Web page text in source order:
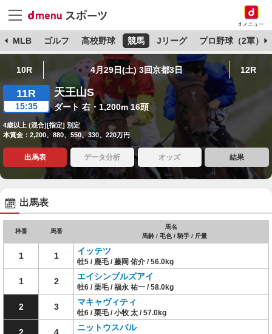
dメニュー
MLB ゴルフ 高校野球 競馬 Jリーグ プロ野球（2軍）
10R 4月29日(土) 3回京都3日 12R
11R
15:35
天王山S
ダート 右・1,200m 16頭
4歳以上 (混合)[指定] 別定
本賞金：2,200、880、550、330、220万円
出馬表 データ分析 オッズ 結果
出馬表
枠番 馬番
馬名
馬齢 / 毛色 / 騎手 / 斤量
1 1 イッテツ
牡5 / 鹿毛 / 藤岡 佑介 / 56.0kg
1 2 エイシンブルズアイ
牡6 / 栗毛 / 福永 祐一 / 58.0kg
2 3 マキャヴィティ
牡6 / 栗毛 / 小牧 太 / 57.0kg
ニットウスバル